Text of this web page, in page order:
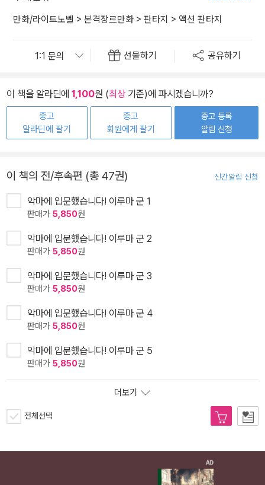
만화/라이트노벨 > 본격장르만화 > 판타지 > 액션 판타지
선물하기 공유하기
이 책을 알라딘에 1,100원 (최상기준)에 파시겠습니까?
중고
알라딘에 팔기
중고
회원에게 팔기
중고 등록
알림 신청
이 책의 전/후속편 (총 47권) 신간알림 신청
악마에 입문했습니다! 이루마 군 1
판매가 5,850원
악마에 입문했습니다! 이루마 군 2
판매가 5,850원
악마에 입문했습니다! 이루마 군 3
판매가 5,850원
악마에 입문했습니다! 이루마 군 4
판매가 5,850원
악마에 입문했습니다! 이루마 군 5
판매가 5,850원
더보기
전체선택